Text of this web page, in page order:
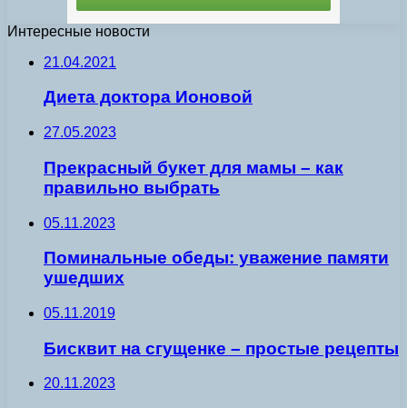
Интересные новости
21.04.2021
Диета доктора Ионовой
27.05.2023
Прекрасный букет для мамы – как
правильно выбрать
05.11.2023
Поминальные обеды: уважение памяти
ушедших
05.11.2019
Бисквит на сгущенке – простые рецепты
20.11.2023